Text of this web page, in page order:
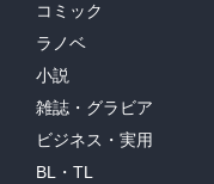
コミック
ラノベ
小説
雑誌・グラビア
ビジネス・実用
BL・TL